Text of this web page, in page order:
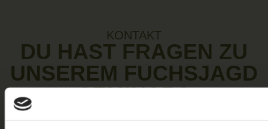
KONTAKT
DU HAST FRAGEN ZU
UNSEREM FUCHSJAGD
SEMINAR?
Wir beantworten dir jede Frage, auch wenn sie